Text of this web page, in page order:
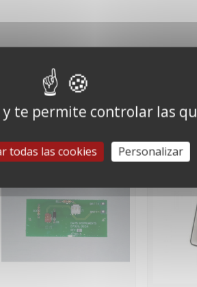
herrajes de montaje + perno en U no
de la misma
y te permite controlar las
todas las cookies Personalizar